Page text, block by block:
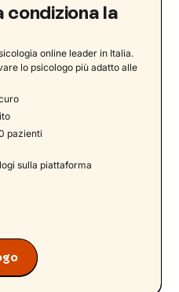
condiziona la
online leader in Italia.
lo psicologo più adatto alle
pazienti
sulla piattaforma